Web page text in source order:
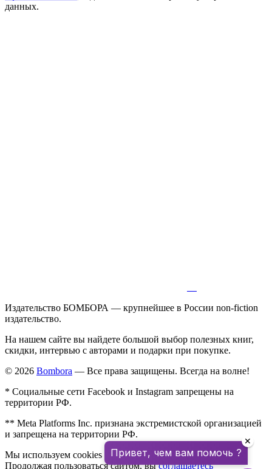
данных.
Издательство БОМБОРА — крупнейшее в России non-fiction
издательство.
На нашем сайте вы найдете большой выбор полезных книг,
скидки, интервью с авторами и подарки при покупке.
© 2026 Bombora — Все права защищены. Всегда на волне!
* Социальные сети Facebook и Instagram запрещены на
территории РФ.
** Meta Platforms Inc. признана экстремистской организацией
и запрещена на территории РФ.
Мы используем cookies для улучшения работы сайта.
Продолжая пользоваться сайтом, высоглашаетесь
Привет, чем вам помочь ?
✕